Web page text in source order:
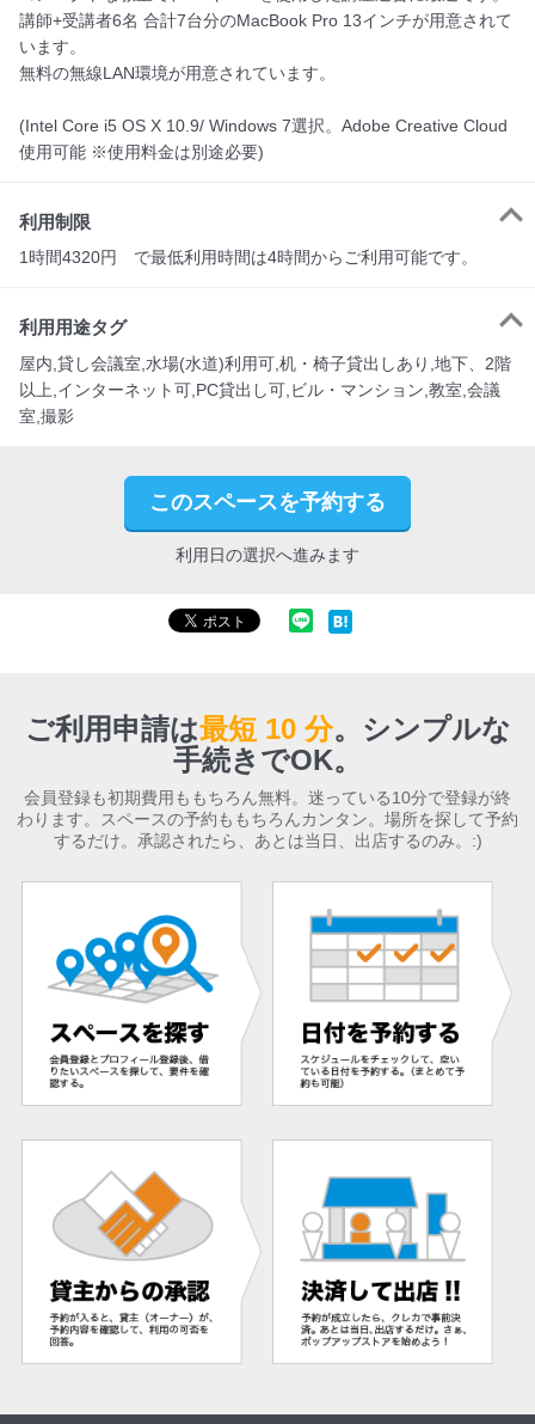
講師+受講者6名 合計7台分のMacBook Pro 13インチが用意されて
います。
無料の無線LAN環境が用意されています。
(Intel Core i5 OS X 10.9/ Windows 7選択。Adobe Creative Cloud
使用可能 ※使用料金は別途必要)
利用制限
1時間4320円　で最低利用時間は4時間からご利用可能です。
利用用途タグ
屋内,貸し会議室,水場(水道)利用可,机・椅子貸出しあり,地下、2階
以上,インターネット可,PC貸出し可,ビル・マンション,教室,会議
室,撮影
このスペースを予約する
利用日の選択へ進みます
ご利用申請は最短 10 分。 シンプルな
手続きでOK。
会員登録も初期費用ももちろん無料。迷っている10分で登録が終
わります。スペースの予約ももちろんカンタン。場所を探して予約
するだけ。承認されたら、あとは当日、出店するのみ。:)